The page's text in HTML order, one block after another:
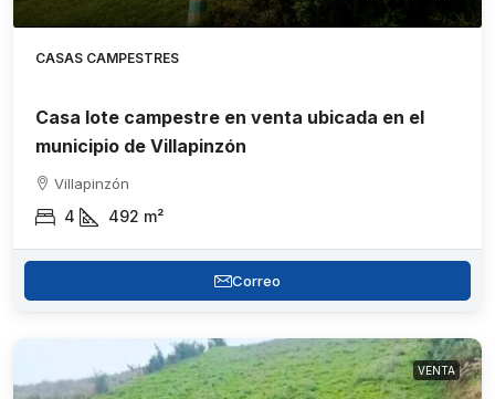
CASAS CAMPESTRES
Casa lote campestre en venta ubicada en el
municipio de Villapinzón
Villapinzón
4 492 m²
Correo
VENTA